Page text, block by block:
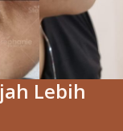
Lebih